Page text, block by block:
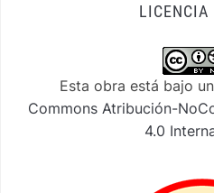
LICENCIA
Esta obra está bajo
Commons Atribución-
4.0